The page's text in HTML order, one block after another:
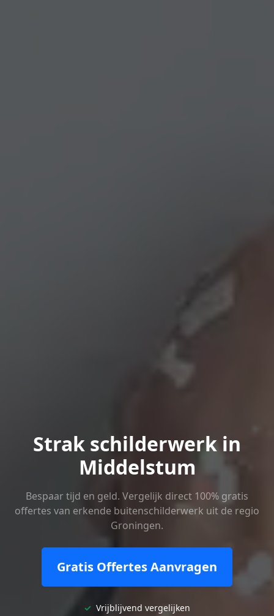
Strak schilderwerk in
Middelstum
Bespaar tijd en geld. Vergelijk direct 100% gratis
offertes van erkende buitenschilderwerk uit de regio
Groningen.
Gratis Offertes Aanvragen
✓ Vrijblijvend vergelijken